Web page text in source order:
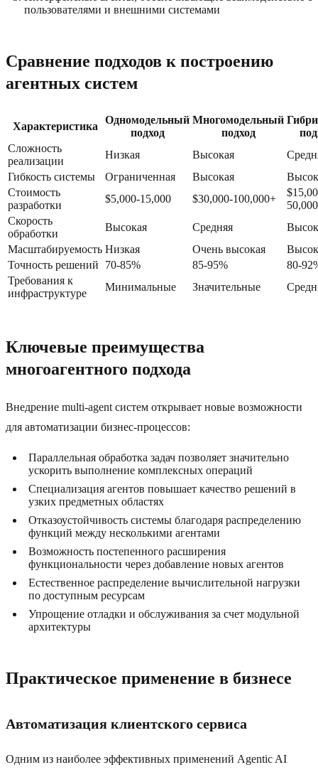
пользователями и внешними системами
Сравнение подходов к построению
агентных систем
Характеристика
Одномодельный
подход
Многомодельный
подход
Сложность
реализации
Низкая Высокая
Гибкость системы
Ограниченная Высокая
Стоимость
разработки
$5,000-15,000 $30,000-100,000+
50,000
Скорость
обработки
Высокая Средняя
Масштабируемость Низкая Очень высокая
Точность решений
70-85% 85-95%
80-
Требования к
инфраструктуре
Минимальные Значительные
Ключевые преимущества
многоагентного подхода
Внедрение multi-agent систем открывает новые возможности
для автоматизации бизнес-процессов:
Параллельная обработка задач позволяет значительно
ускорить выполнение комплексных операций
Специализация агентов повышает качество решений в
узких предметных областях
Отказоустойчивость системы благодаря распределению
функций между несколькими агентами
Возможность постепенного расширения
функциональности через добавление новых агентов
Естественное распределение вычислительной нагрузки
по доступным ресурсам
Упрощение отладки и обслуживания за счет модульной
архитектуры
Практическое применение в бизнесе
Автоматизация клиентского сервиса
Одним из наиболее эффективных применений Agentic AI